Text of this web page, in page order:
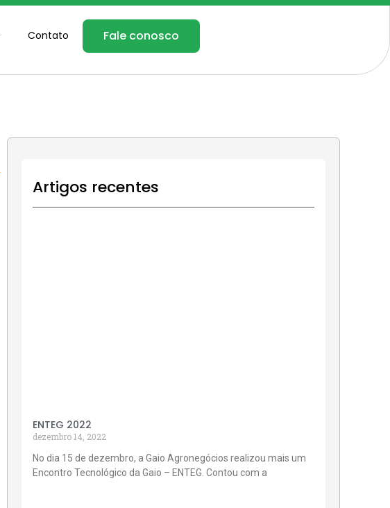
Contato Fale conosco
Artigos recentes
ENTEG 2022
dezembro 14, 2022
No dia 15 de dezembro, a Gaio Agronegócios realizou mais um
Encontro Tecnológico da Gaio – ENTEG. Contou com a